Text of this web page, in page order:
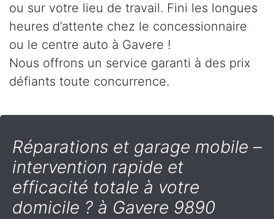
ou sur votre lieu de travail. Fini les longues
heures d’attente chez le concessionnaire
ou le centre auto à Gavere !
Nous offrons un service garanti à des prix
défiants toute concurrence.
Réparations et garage mobile –
intervention rapide et
efficacité totale à votre
domicile ? à Gavere 9890